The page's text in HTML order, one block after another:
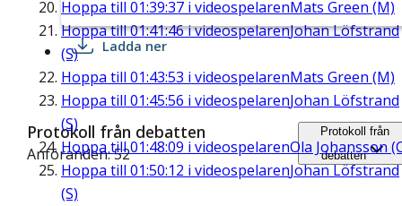
Hoppa till 01:39:37 i videospelarenMats Green (M)
Hoppa till01:41:46i videospelarenJohan Löfstrand
(S)
Hoppa till 01:43:53 i videospelarenMats Green (M)
Hoppa till 01:45:56 i videospelarenJohan Löfstrand
(S)
Hoppa till01:48:09 i videospelarenOla Johansson
Hoppa till 01:50:12 i videospelarenJohan Löfstrand
(S)
Ladda ner
Protokoll från debatten
Anföranden: 52
Protokoll från
debatten